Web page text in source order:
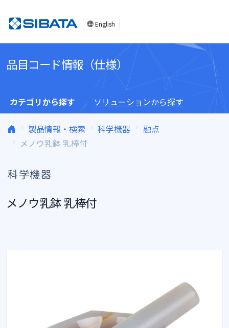
English
品目コード情報（仕様）
カテゴリから探す ソリューションから探す
製品情報・検索 科学機器
融点
メノウ乳鉢 乳棒付
科学機器
メノウ乳鉢 乳棒付